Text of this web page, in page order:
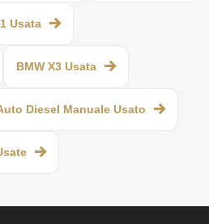
Usata
BMW X3 Usata
Diesel Manuale Usato